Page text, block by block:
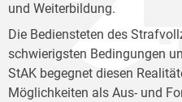
und Weiterbildung.
Die Bediensteten des
schwierigsten Bedingungen
StAK begegnet diesen
Möglichkeiten als Aus- und